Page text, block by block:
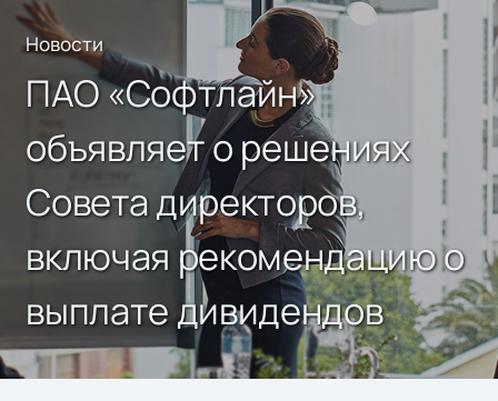
Новости
ПАО «Софтлайн»
объявляет о решениях
Совета директоров,
включая рекомендацию о
выплате дивидендов